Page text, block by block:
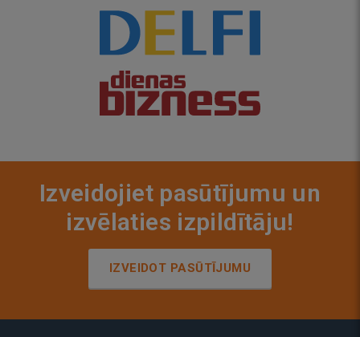
Izveidojiet pasūtījumu un
izvēlaties izpildītāju!
IZVEIDOT PASŪTĪJUMU